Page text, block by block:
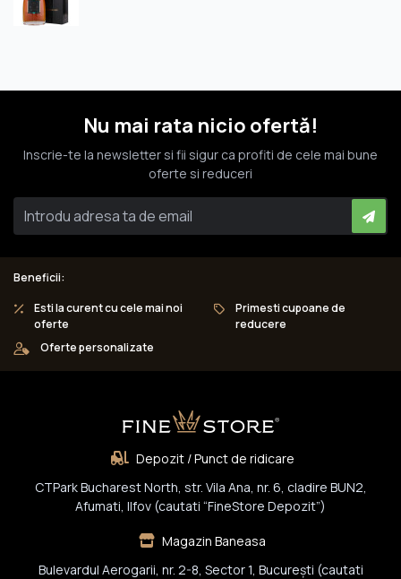
Nu mai rata nicio ofertă!
Inscrie-te la newsletter si fii sigur ca profiti de cele mai bune
oferte si reduceri
Beneficii:
Esti la curent cu cele mai noi
oferte
Primesti cupoane de
reducere
Oferte personalizate
Depozit / Punct de ridicare
CTPark Bucharest North, str. Vila Ana, nr. 6, cladire BUN2,
Afumati, Ilfov (cautati “FineStore Depozit”)
Magazin Baneasa
Bulevardul Aerogarii, nr. 2-8, Sector 1, Bucureşti (cautati